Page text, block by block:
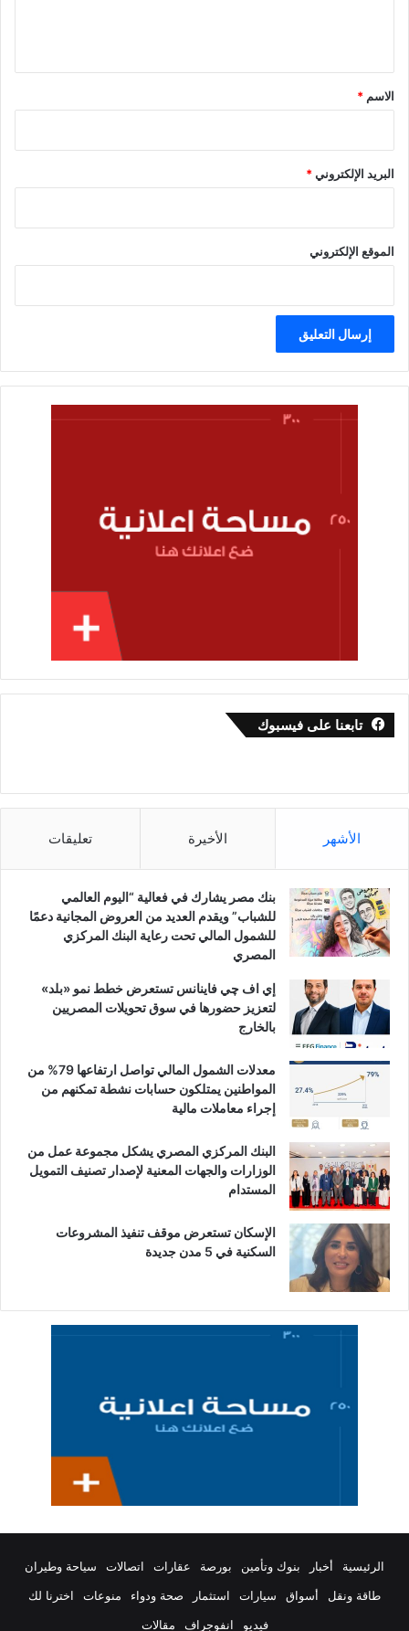
*
الاسم *
البريد الإلكتروني*
الموقع الإلكتروني
تابعنا على فيسبوك
الأشهر الأخيرة تعليقات
بنك مصر يشارك في فعالية “اليوم العالمي
للشباب” ويقدم العديد من العروض المجانية دعمًا
للشمول المالي تحت رعاية البنك المركزي
المصري
إي اف چي فاينانس تستعرض خطط نمو «بلد»
لتعزيز حضورها في سوق تحويلات المصريين
بالخارج
معدلات الشمول المالي تواصل ارتفاعها 79% من
المواطنين يمتلكون حسابات نشطة تمكنهم من
إجراء معاملات مالية
البنك المركزي المصري يشكل مجموعة عمل من
الوزارات والجهات المعنية لإصدار تصنيف التمويل
المستدام
الإسكان تستعرض موقف تنفيذ المشروعات
السكنية في 5 مدن جديدة
الرئيسية أخبار بنوك وتأمين بورصة عقارات اتصالات
سياحة وطيران
طاقة ونقل
أسواق سيارات استثمار صحة ودواء منوعات
اخترنا لك
فيديو
انفوجراف مقالات